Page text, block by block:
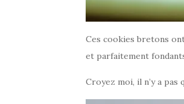
Ces cookies bretons
et parfaitement
Croyez moi, il n’y a